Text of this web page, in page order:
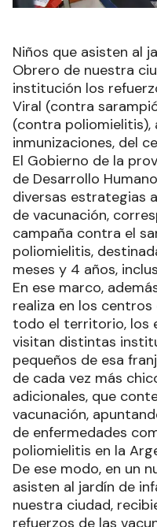
Niños que asisten al
Obrero de nuestra
institución los
Viral (contra
(contra poliomielitis),
inmunizaciones, del
El Gobierno de la
de Desarrollo
diversas estrategias
de vacunación,
campaña contra el
poliomielitis,
meses y 4 años,
En ese marco,
realiza en los
todo el territorio, los
visitan distintas
pequeños de esa
de cada vez más
adicionales, que
vacunación,
de enfermedades
poliomielitis en la
De ese modo, en un
asisten al jardín de
nuestra ciudad,
refuerzos de las